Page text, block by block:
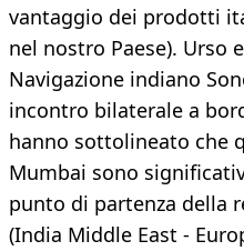
vantaggio dei prodotti
nel nostro Paese). Urso
Navigazione indiano
incontro bilaterale a
hanno sottolineato che
Mumbai sono
punto di partenza della
(India Middle East -